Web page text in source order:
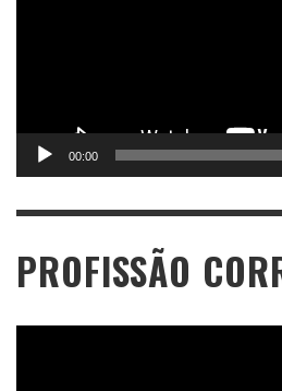
00:00
PROFISSÃO